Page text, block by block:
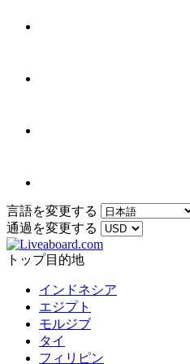
言語を変更する
通過を変更する
トップ目的地
インドネシア
エジプト
モルジブ
タイ
フィリピン